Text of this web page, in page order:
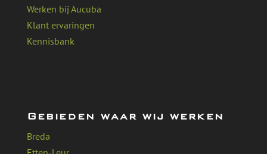
Werken bij Aucuba
Klant ervaringen
Kennisbank
Gebieden waar wij werken
Breda